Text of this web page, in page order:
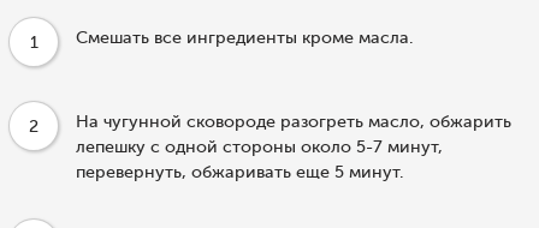
1 Смешать все ингредиенты кроме масла.
2
На чугунной сковороде разогреть масло, обжарить
лепешку с одной стороны около 5-7 минут,
перевернуть, обжаривать еще 5 минут.